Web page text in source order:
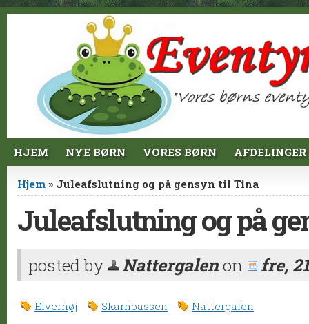
Jump to Content
HJEM NYE BØRN VORES BØRN AFDELINGER
Du er her
Hjem » Juleafslutning og på gensyn til Tina
Juleafslutning og på
posted by Nattergalenon fre,
Elverhøj Skarnbassen Nattergalen